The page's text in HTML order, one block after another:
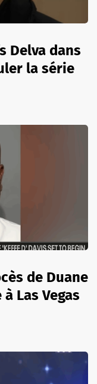
Delva dans
la série
de Duane
Las Vegas